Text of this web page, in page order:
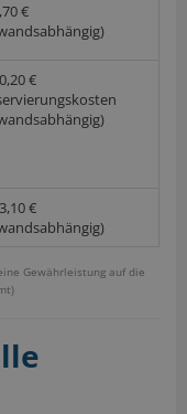
€
€
€
Gewährleistung auf die